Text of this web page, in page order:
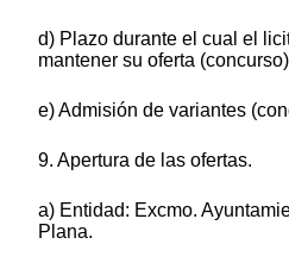
d) Plazo durante el cual el
mantener su oferta
e) Admisión de variantes
9. Apertura de las ofertas.
a) Entidad: Excmo.
Plana.